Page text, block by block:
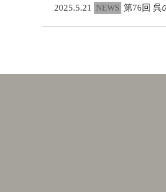
2025.5.21 NEWS 第76回 呉